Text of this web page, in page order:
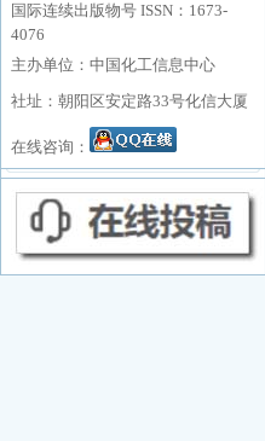
国际连续出版物号 ISSN：1673-
4076
主办单位：中国化工信息中心
社址：朝阳区安定路33号化信大厦
在线咨询：